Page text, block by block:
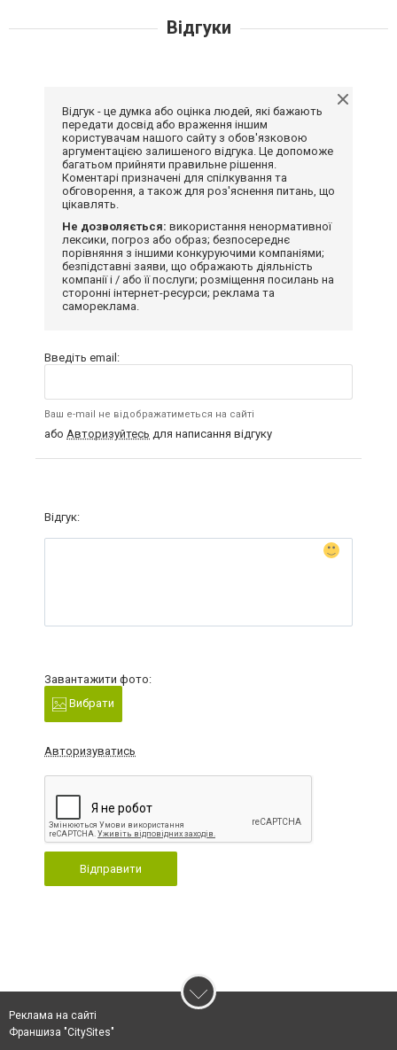
Відгуки
Відгук - це думка або оцінка людей, які бажають
передати досвід або враження іншим
користувачам нашого сайту з обов'язковою
аргументацією залишеного відгука. Це допоможе
багатьом прийняти правильне рішення.
Коментарі призначені для спілкування та
обговорення, а також для роз'яснення питань, що
цікавлять.
Не дозволяється: використання ненормативної
лексики, погроз або образ; безпосереднє
порівняння з іншими конкуруючими компаніями;
безпідставні заяви, що ображають діяльність
компанії і / або її послуги; розміщення посилань на
сторонні інтернет-ресурси; реклама та
самореклама.
Введіть email:
Ваш e-mail не відображатиметься на сайті
або Авторизуйтесь для написання відгуку
Відгук:
Завантажити фото:
Вибрати
Авторизуватись
Відправити
Реклама на сайті
Франшиза "CitySites"